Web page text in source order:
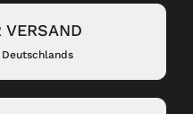
VERSAND